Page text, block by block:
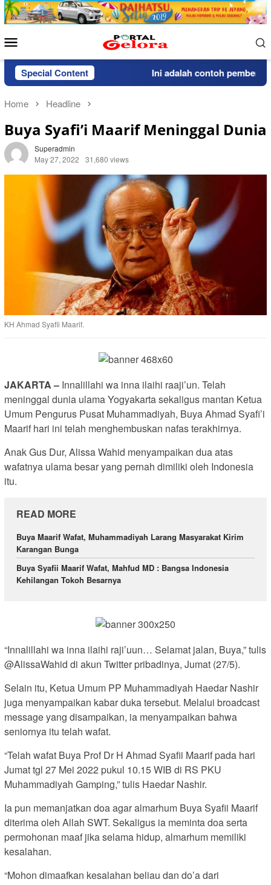
Skip
to
Menu
Special Content Ini adalah contoh
Home Headline
Buya Syafi’i Maarif Meninggal Dunia
Superadmin
May 27, 2022
31,680 views
KH Ahmad Syafii Maarif.
JAKARTA – Innalillahi wa inna ilaihi raaji’un. Telah
meninggal dunia ulama Yogyakarta sekaligus mantan Ketua
Umum Pengurus Pusat Muhammadiyah, Buya Ahmad Syafi’i
Maarif hari ini telah menghembuskan nafas terakhirnya.
Anak Gus Dur, Alissa Wahid menyampaikan dua atas
wafatnya ulama besar yang pernah dimiliki oleh Indonesia
itu.
READ MORE
Buya Maarif Wafat, Muhammadiyah Larang Masyarakat Kirim
Karangan Bunga
Buya Syafii Maarif Wafat, Mahfud MD : Bangsa Indonesia
Kehilangan Tokoh Besarnya
“Innalillahi wa inna ilaihi raji’uun… Selamat jalan, Buya,” tulis
@AlissaWahid di akun Twitter pribadinya, Jumat (27/5).
Selain itu, Ketua Umum PP Muhammadiyah Haedar Nashir
juga menyampaikan kabar duka tersebut. Melalui broadcast
message yang disampaikan, ia menyampaikan bahwa
seniornya itu telah wafat.
“Telah wafat Buya Prof Dr H Ahmad Syafii Maarif pada hari
Jumat tgl 27 Mei 2022 pukul 10.15 WIB di RS PKU
Muhammadiyah Gamping,” tulis Haedar Nashir.
Ia pun memanjatkan doa agar almarhum Buya Syafii Maarif
diterima oleh Allah SWT. Sekaligus ia meminta doa serta
permohonan maaf jika selama hidup, almarhum memiliki
kesalahan.
“Mohon dimaafkan kesalahan beliau dan do’a dari